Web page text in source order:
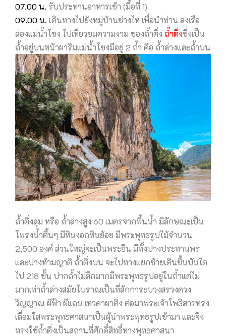
07.00 น. รับประทานอาหารเช้า (มื้อที่ 1)
09.00 น. เดินทางไปยังหมู่บ้านช่างไห เพื่อนำท่าน ลงเรือ
ล่องแม่น้ำโขง ไปเที่ยวชมความงาม ของถ้ำติ่ง ถํ้าติ่งซึ่งเป็น
ถํ้าอยู่บนหน้าผาริมแม่นํ้าโขงมีอยู่ 2 ถํ้า คือ ถํ้าล่างและถํ้าบน
ถํ้าติ่งลุ่ม หรือ ถํ้าล่างสูง 60 เมตรจากพื้นนํ้า มีลักษณะเป็น
โพรงนํ้าตื้นๆ มีหินงอกหินย้อย มีพระพุทธรูปไม้จำนวน
2,500 องค์ ส่วนใหญ่จะเป็นพระยืน มีทั้งปางประทานพร
และปางห้ามญาติ ถํ้าติ่งบน จะไปทางแยกซ้ายเดินขึ้นบันได
ไป 218 ขั้น ปากถํ้าไม่ลึกมากมีพระพุทธรูปอยู่ในถํ้าแต่ไม่
มากเท่าถํ้าล่างสมัยโบราณเป็นที่สักการะบวงสรวงดวง
วิญญาณ ผีฟ้า ผีแถน เทวดาผาติ่ง ต่อมาพระเจ้าโพธิสารทรง
เลื่อมใสพระพุทธศาสนาเป็นผู้นำพระพุทธรูปเข้ามา และจึง
ทรงใช้ถํ้าติ่งเป็นสถานที่ศักดิ์สิทธิ์ทางพุทธศาสนา